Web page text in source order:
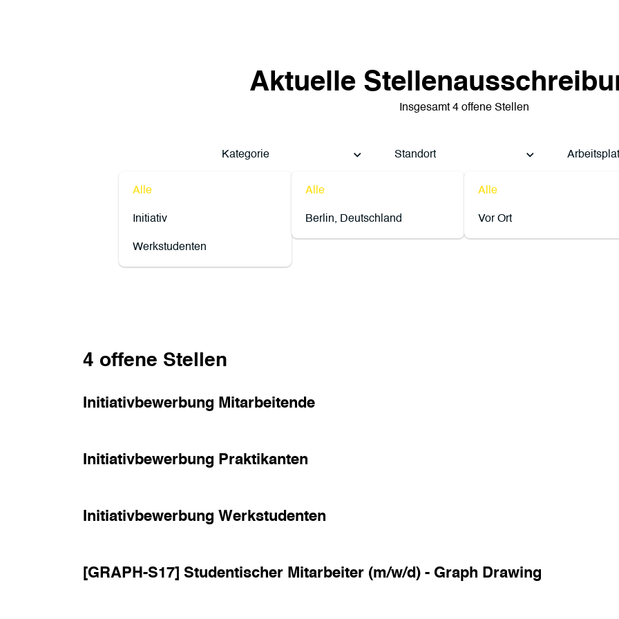
Aktuelle
Insgesamt 4 offene Stellen
Kategorie
Alle
Initiativ
Werkstudenten
Standort
Alle
Berlin, Deutschland
Alle
Vor Ort
4 offene Stellen
Initiativbewerbung Mitarbeitende
Initiativbewerbung Praktikanten
Initiativbewerbung Werkstudenten
[GRAPH-S17] Studentischer Mitarbeiter (m/w/d) - Graph Drawing